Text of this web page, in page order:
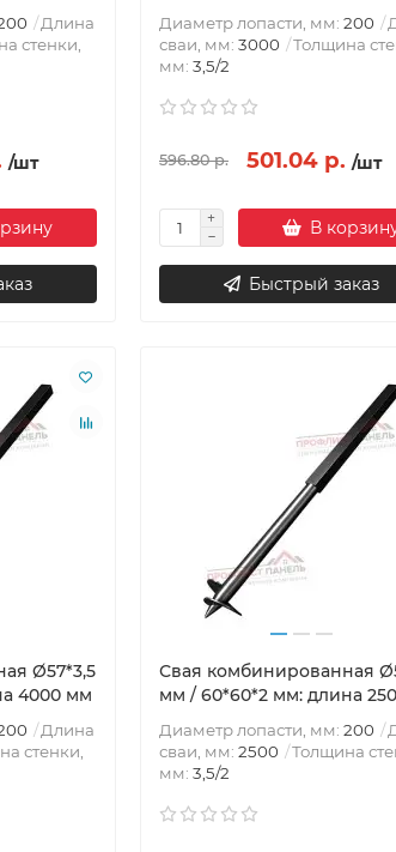
Длина
стенки,
/шт
Диаметр лопасти, мм: 200
сваи, мм: 3000
Толщина
мм: 3,5/2
596.80 р. 501.04 р. /шт
В
Быстрый заказ
Ø57*3,5
4000 мм
Длина
стенки,
Свая комбинированная
мм / 60*60*2 мм: длина
Диаметр лопасти, мм: 200
сваи, мм: 2500
Толщина
мм: 3,5/2